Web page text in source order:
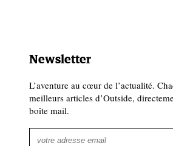
Newsletter
L’aventure au cœur de l’actualité.
meilleurs articles d’Outside,
boîte mail.